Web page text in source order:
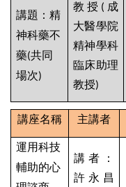
講題：精
神科藥不
藥(共同
場次)
教授 ( 成
大醫學院
精神學科
臨床助理
教授)
講座名稱 主講者
運用科技
輔助的心
講者：
許永昌